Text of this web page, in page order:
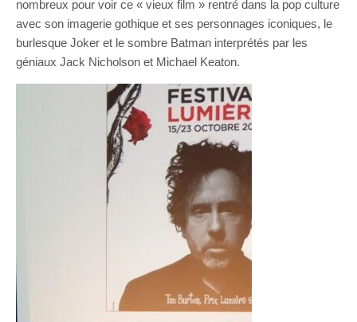
nombreux pour voir ce « vieux film » rentré dans la pop culture
avec son imagerie gothique et ses personnages iconiques, le
burlesque Joker et le sombre Batman interprétés par les
géniaux Jack Nicholson et Michael Keaton.